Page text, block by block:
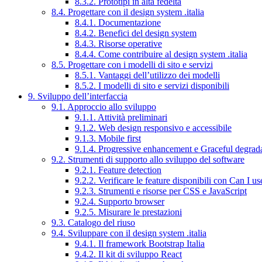
8.4. Progettare con il design system .italia
8.4.1. Documentazione
8.4.2. Benefici del design system
8.4.3. Risorse operative
8.4.4. Come contribuire al design system .italia
8.5. Progettare con i modelli di sito e servizi
8.5.1. Vantaggi dell’utilizzo dei modelli
8.5.2. I modelli di sito e servizi disponibili
9. Sviluppo dell’interfaccia
9.1. Approccio allo sviluppo
9.1.1. Attività preliminari
9.1.2. Web design responsivo e accessibile
9.1.3. Mobile first
9.1.4. Progressive enhancement e Graceful
9.2. Strumenti di supporto allo sviluppo del software
9.2.1. Feature detection
9.2.2. Verificare le feature disponibili con Can I
9.2.3. Strumenti e risorse per CSS e JavaScript
9.2.4. Supporto browser
9.2.5. Misurare le prestazioni
9.3. Catalogo del riuso
9.4. Sviluppare con il design system .italia
9.4.1. Il framework Bootstrap Italia
9.4.2. Il kit di sviluppo React